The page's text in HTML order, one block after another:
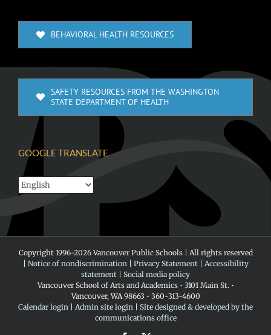
BEHAVIORAL HEALTH RESOURCES
SAFETY RESOURCES FROM THE WASHINGTON
STATE DEPARTMENT OF HEALTH
GOOGLE TRANSLATE
Copyright 1996-2026 Vancouver Public Schools | All rights reserved
Notice of nondiscrimination| Privacy Statement| Accessibility
statement
Social media policy
Vancouver School of Arts and Academics • 3101 Main St. •
Vancouver, WA 98663 • 360-313-4600
Calendar login
Admin site login
Site designed & developed by the
communications office